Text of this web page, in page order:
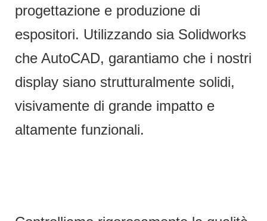
progettazione e produzione di
espositori. Utilizzando sia Solidworks
che AutoCAD, garantiamo che i nostri
display siano strutturalmente solidi,
visivamente di grande impatto e
altamente funzionali.